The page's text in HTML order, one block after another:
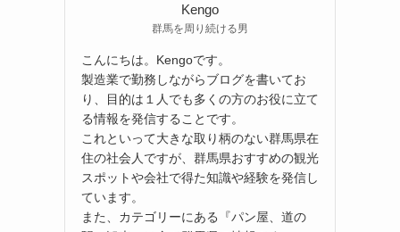
Kengo
群馬を周り続ける男
こんにちは。Kengoです。
製造業で勤務しながらブログを書いてお
り、目的は１人でも多くの方のお役に立て
る情報を発信することです。
これといって大きな取り柄のない群馬県在
住の社会人ですが、群馬県おすすめの観光
スポットや会社で得た知識や経験を発信し
ています。
また、カテゴリーにある『パン屋、道の